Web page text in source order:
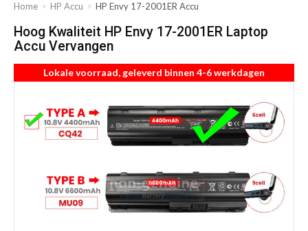
Home HP Accu HP Envy 17-2001ER Accu
Hoog Kwaliteit HP Envy 17-2001ER Laptop
Accu Vervangen
Lokale voorraad, geleverd binnen 4-6 werkdagen